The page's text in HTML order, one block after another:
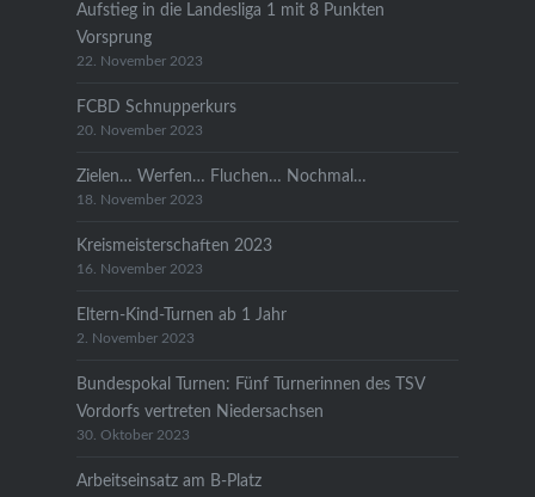
Aufstieg in die Landesliga 1 mit 8 Punkten
Vorsprung
22. November 2023
FCBD Schnupperkurs
20. November 2023
Zielen… Werfen… Fluchen… Nochmal…
18. November 2023
Kreismeisterschaften 2023
16. November 2023
Eltern-Kind-Turnen ab 1 Jahr
2. November 2023
Bundespokal Turnen: Fünf Turnerinnen des TSV
Vordorfs vertreten Niedersachsen
30. Oktober 2023
Arbeitseinsatz am B-Platz